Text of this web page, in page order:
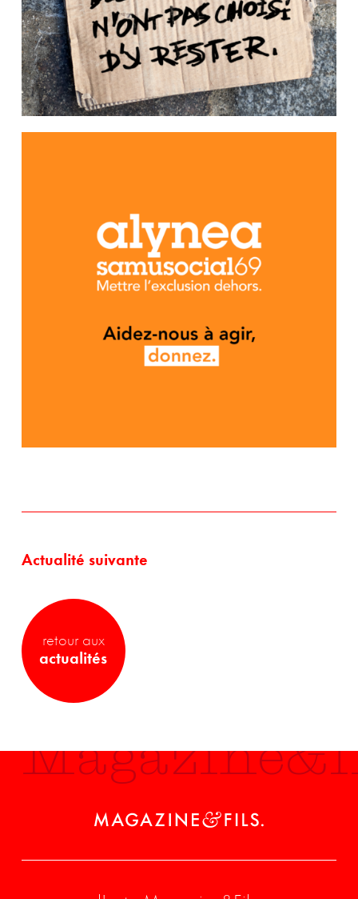
Actualité suivante
retour aux
actualités